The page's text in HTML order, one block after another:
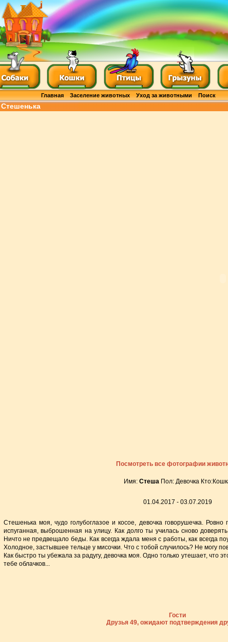
Главная Заселение животных Уход за животными Поиск
Стешенька
Посмотреть все фотографии
Имя: Стеша Пол: Девочка
01.04.2017 - 03.07.2019
Стешенька моя, чудо голубоглазое и косое, девочка говорушечка.
испуганная, выброшенная на улицу. Как долго ты училась сново
Ничто не предвещало беды. Как всегда ждала меня с работы, как всегда
Холодное, застывшее тельце у мисочки. Что с тобой случилось? Не могу
Как быстро ты убежала за радугу, девочка моя. Одно только утешает, что
тебе облачков...
Гости
Друзья 49, ожидают подтверждения